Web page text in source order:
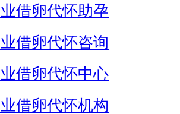
借卵代怀助孕
借卵代怀咨询
借卵代怀中心
借卵代怀机构